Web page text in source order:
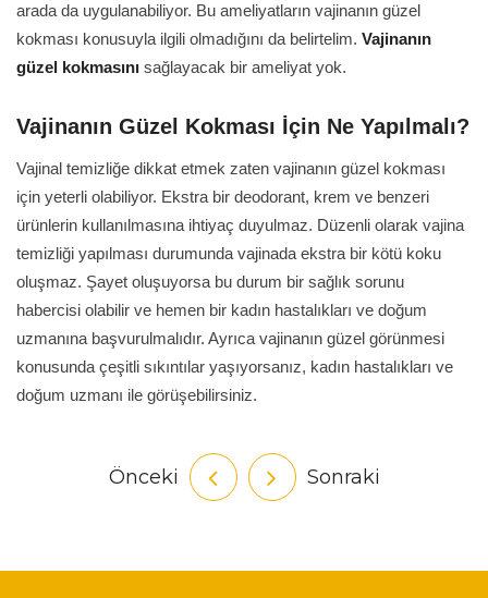
arada da uygulanabiliyor. Bu ameliyatların vajinanın güzel
kokması konusuyla ilgili olmadığını da belirtelim. Vajinanın
güzel kokmasını sağlayacak bir ameliyat yok.
Vajinanın Güzel Kokması İçin Ne Yapılmalı?
Vajinal temizliğe dikkat etmek zaten vajinanın güzel kokması
için yeterli olabiliyor. Ekstra bir deodorant, krem ve benzeri
ürünlerin kullanılmasına ihtiyaç duyulmaz. Düzenli olarak vajina
temizliği yapılması durumunda vajinada ekstra bir kötü koku
oluşmaz. Şayet oluşuyorsa bu durum bir sağlık sorunu
habercisi olabilir ve hemen bir kadın hastalıkları ve doğum
uzmanına başvurulmalıdır. Ayrıca vajinanın güzel görünmesi
konusunda çeşitli sıkıntılar yaşıyorsanız, kadın hastalıkları ve
doğum uzmanı ile görüşebilirsiniz.
Önceki Sonraki